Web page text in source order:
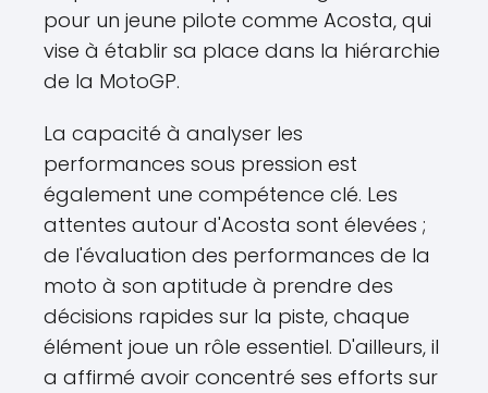
pour un jeune pilote comme Acosta, qui
vise à établir sa place dans la hiérarchie
de la MotoGP.
La capacité à analyser les
performances sous pression est
également une compétence clé. Les
attentes autour d'Acosta sont élevées ;
de l'évaluation des performances de la
moto à son aptitude à prendre des
décisions rapides sur la piste, chaque
élément joue un rôle essentiel. D'ailleurs, il
a affirmé avoir concentré ses efforts sur